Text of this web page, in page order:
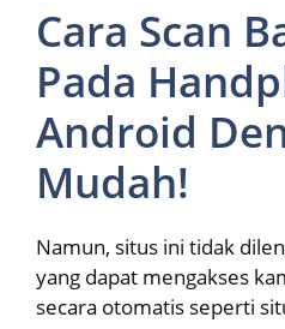
Cara Scan
Pada
Android
Mudah!
Namun, situs ini tidak
yang dapat mengakses
secara otomatis seperti